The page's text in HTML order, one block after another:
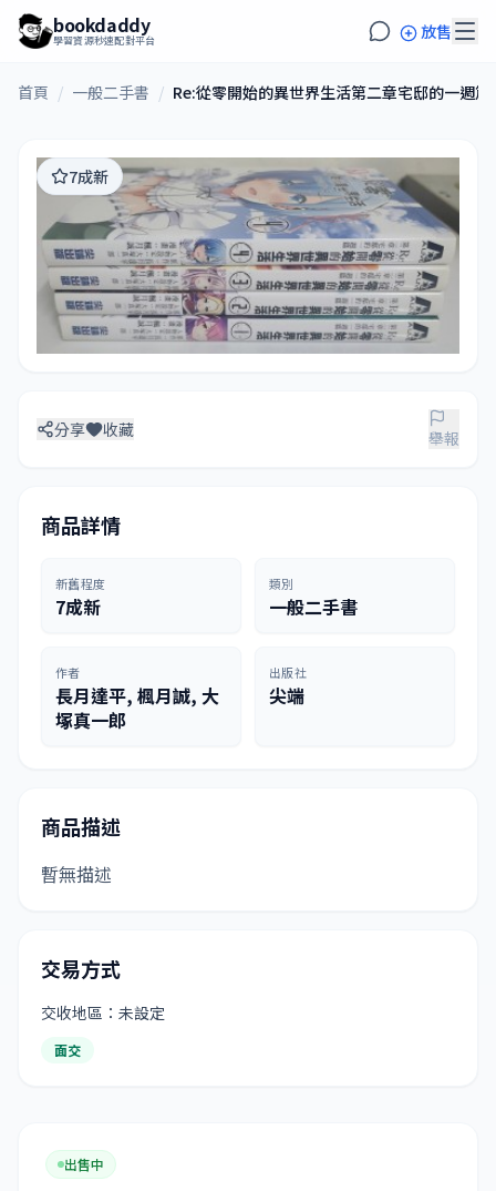
bookdaddy
學習資源秒速配對平台 放售
首頁 / 一般二手書 / Re:從零開始的異世界生活第二章宅邸的一週篇
7成新
分享 收藏 舉報
商品詳情
新舊程度
7成新
類別
一般二手書
作者
長月達平, 楓月誠, 大
塚真一郎
出版社
尖端
商品描述
暫無描述
交易方式
交收地區：未設定
面交
出售中